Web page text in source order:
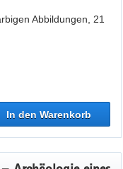
Abbildungen, 21
In den Warenkorb